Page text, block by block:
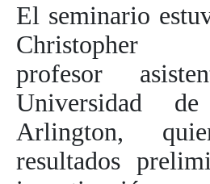
El seminario
Christopher
profesor
Universidad
Arlington,
resultados